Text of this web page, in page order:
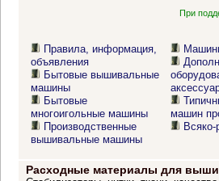
При
Правила, информация,
объявления
Бытовые вышивальные
машины
Бытовые
многоигольные машины
Производственные
вышивальные машины
машин
Всяко-
Расходные материалы для